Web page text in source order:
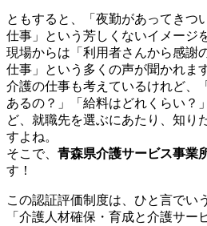
ともすると、「夜勤があってきつ
仕事」という芳しくないイメージ
現場からは「利用者さんから感謝
仕事」という多くの声が聞かれます
介護の仕事も考えているけれど、
あるの？」「給料はどれくらい？
ど、就職先を選ぶにあたり、知り
すよね。
そこで、 青森県介護サービス事業
す！
この認証評価制度は、ひと言でい
「介護人材確保・育成と介護サー